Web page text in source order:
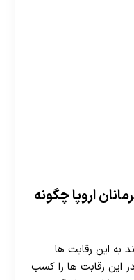
اروپا چگونه
به این رقابت ها
این رقابت ها را کسب